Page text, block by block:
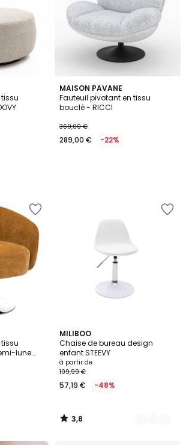
MAISON PAVANE
Fauteuil pivotant en tissu
bouclé - RICCI
369,00 €
289,00 € -22%
lune
MILIBOO
Chaise de bureau design
enfant STEEVY
à partir de
109,99 €
57,19 € -48%
3,8
/ 5
4
Couleurs
3,8
/